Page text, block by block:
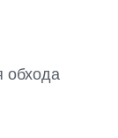
обхода